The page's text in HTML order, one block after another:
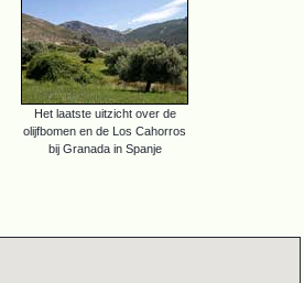
Het laatste uitzicht over de
olijfbomen en de Los Cahorros
bij Granada in Spanje